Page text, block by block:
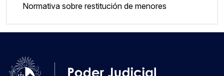
Normativa sobre restitución de menores